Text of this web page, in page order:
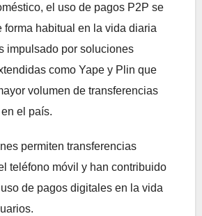
el uso de pagos P2P se
forma habitual en la vida diaria
impulsado por soluciones
como Yape y Plin que
volumen de transferencias
el país.
permiten transferencias
teléfono móvil y han contribuido
de pagos digitales en la vida